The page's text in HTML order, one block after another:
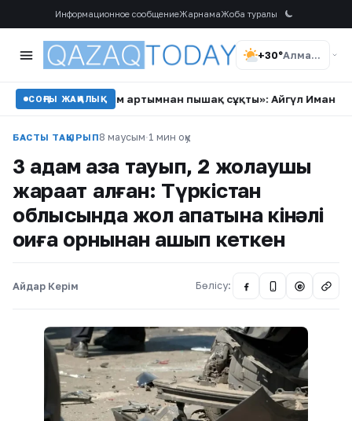
Информационное сообщениеЖарнамаЖоба туралы
+30° Алматы
СОҢҒЫ ЖАҢАЛЫҚ
«Ең жақыным артымнан пышақ сұқты»: Айгүл Иманбаева
БАСТЫ ТАҚЫРЫП8 маусым·1 мин оқу
3 адам қаза тауып, 2 жолаушы
жарақат алған: Түркістан
облысында жол апатына кінәлі
оқиға орнынан қашып кеткен
Айдар Керім Бөлісу: @